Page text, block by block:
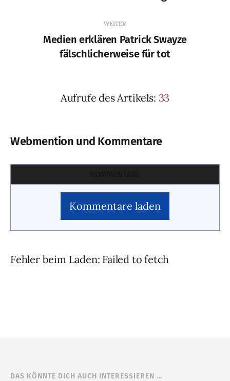
WEITER
Medien erklären Patrick Swayze
fälschlicherweise für tot
Aufrufe des Artikels: 33
Webmention und Kommentare
Kommentare laden
Fehler beim Laden: Failed to fetch
DAS KÖNNTE DICH AUCH INTERESSIEREN …